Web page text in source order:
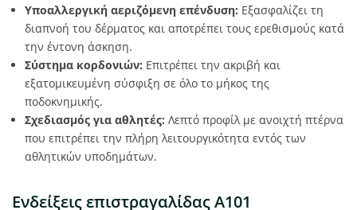
Υποαλλεργική αεριζόμενη επένδυση: Εξασφαλίζει τη
διαπνοή του δέρματος και αποτρέπει τους ερεθισμούς κατά
την έντονη άσκηση.
Σύστημα κορδονιών: Επιτρέπει την ακριβή και
εξατομικευμένη σύσφιξη σε όλο το μήκος της
ποδοκνημικής.
Σχεδιασμός για αθλητές: Λεπτό προφίλ με ανοιχτή πτέρνα
που επιτρέπει την πλήρη λειτουργικότητα εντός των
αθλητικών υποδημάτων.
Ενδείξεις επιστραγαλίδας A101